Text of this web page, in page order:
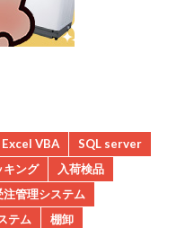
Excel VBA
SQL server
キング
入荷検品
注管理システム
テム
棚卸